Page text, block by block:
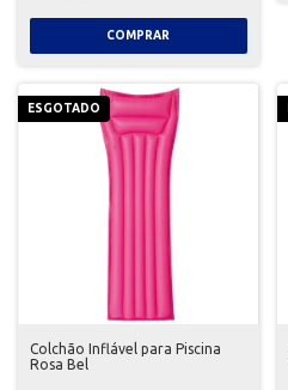
ESGOTADO
Colchão Inflável para Piscina
Rosa Bel